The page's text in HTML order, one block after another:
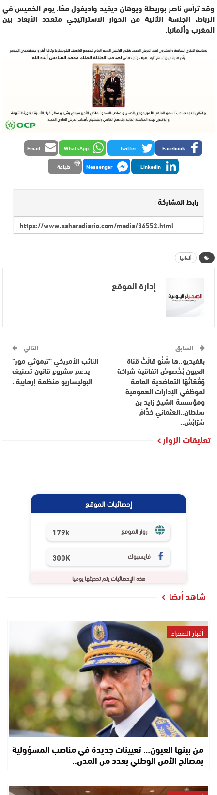
وقد ترأس ناصر بوريطة ويوهان ديفيد واديفول معًا، يوم الخميس في
الرباط، الجلسة الثانية من الحوار الاستراتيجي متعدد الأبعاد بين
المغرب وألمانيا.
Facebook
Twitter
WhatsApp
Email
LinkedIn
Messenger طباعة
رابط المشاركة :
ألمانيا
إدارة الموقع
السابق
بالفيديو..هَا شْنُو قالْتْ قناة
العيون بْخُصوصْ اتفاقية شراكة
وَقْعَاتْهَا التعاضدية العامة
لموظفي الإدارات العمومية
ومؤسسة الشيخ زايد بن
سلطان..العثماني خَدَّامْ
سْرَابْسْ..
التالي
النائب الأمريكي “تيموثي مور”
يدعم مشروع قانون تصنيف
البوليساريو منظمة إرهابية..
تعليقات الزوار
إحصائيات الموقع
زوار الموقع 179k
فايسبوك 300K
هذه الإحصائيات يتم تحديثها يوميا
شاهد أيضا
أخبار الصحراء
من بينها العيون… تعيينات جديدة في مناصب المسؤولية
بمصالح الأمن الوطني بعدد من المدن..